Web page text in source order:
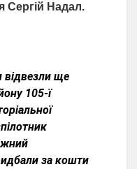
Сергій Надал.
відвезли ще
105-ї
за кошти